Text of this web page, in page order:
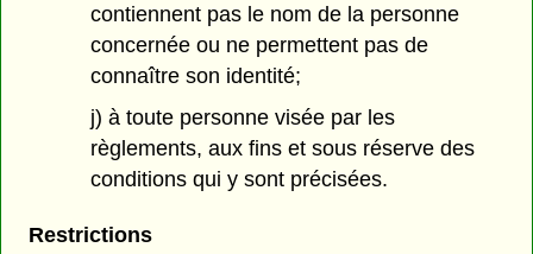
contiennent pas le nom de la personne
concernée ou ne permettent pas de
connaître son identité;
j) à toute personne visée par les
règlements, aux fins et sous réserve des
conditions qui y sont précisées.
Restrictions